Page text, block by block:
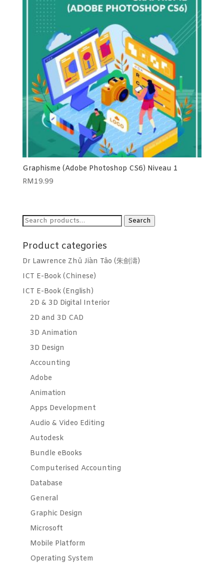
Graphisme (Adobe Photoshop CS6) Niveau 1
RM19.99
Search
Search
Product categories
Dr Lawrence Zhū Jiàn Tāo (朱劍濤)
ICT E-Book (Chinese)
ICT E-Book (English)
2D & 3D Digital Interior
2D and 3D CAD
3D Animation
3D Design
Accounting
Adobe
Animation
Apps Development
Audio & Video Editing
Autodesk
Bundle eBooks
Computerised Accounting
Database
General
Graphic Design
Microsoft
Mobile Platform
Operating System